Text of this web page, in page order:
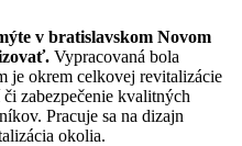
v bratislavskom Novom
Vypracovaná bola
je okrem celkovej revitalizácie
zabezpečenie kvalitných
Pracuje sa na dizajn
okolia.